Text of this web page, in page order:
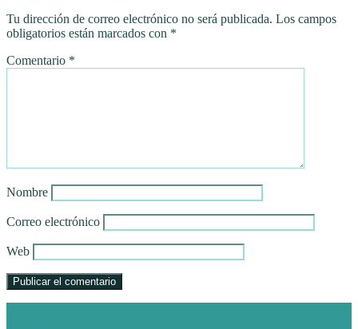
Tu dirección de correo electrónico no será publicada. Los campos
obligatorios están marcados con *
Comentario *
Nombre
Correo electrónico
Web